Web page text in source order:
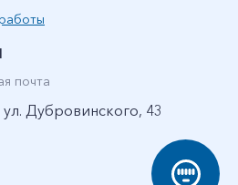
почта
ул. Дубровинского, 43